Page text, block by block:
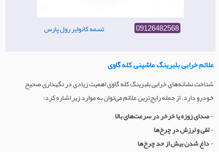
تسمه کانوایر رول پارس 09126482568
علائم خرابی بلبرینگ ماشینی کله گاوی
شناخت نشانه‌های خرابی بلبرینگ کله گاوی اهمیت زیادی در نگهداری صحیح
خودرو دارد. از جمله رایج‌ترین علائم می‌توان به موارد زیر اشاره کرد:
-صدای زوزه یا خرخر در سرعت‌های بالا
-لقی و لرزش در چرخ‌ها
-داغ شدن بیش از حد چرخ‌ها